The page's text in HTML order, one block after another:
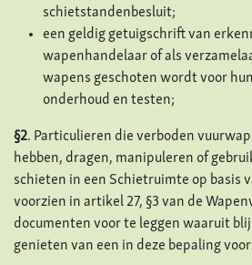
schietstandenbesluit;
een geldig getuigschrift van
wapenhandelaar of als
wapens geschoten wordt voor
onderhoud en testen;
§2. Particulieren die verboden
hebben, dragen, manipuleren of
schieten in een Schietruimte op basis
voorzien in artikel 27, §3 van de
documenten voor te leggen waaruit
genieten van een in deze bepaling